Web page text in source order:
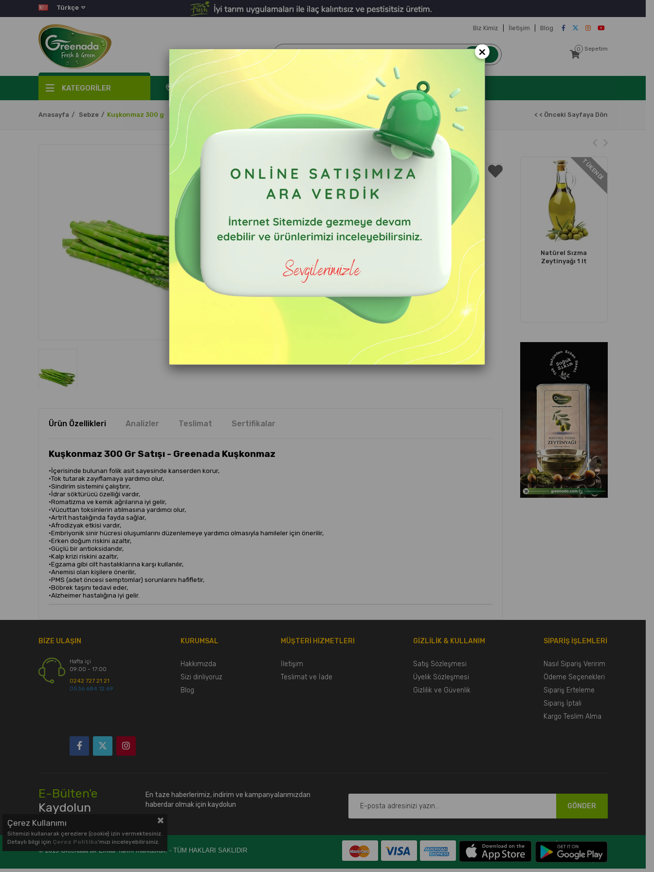
Türkçe
Sepetim
0
Biz Kimiz İletişim Blog
KATEGORİLER Sipariş Takibi
Anasayfa Sebze Kuşkonmaz 300 g < < Önceki Sayfaya Dön
Ürün Özellikleri Analizler Teslimat Sertifikalar
Kuşkonmaz 300 Gr Satışı - Greenada Kuşkonmaz
•İçerisinde bulunan folik asit sayesinde kanserden korur,
•Tok tutarak zayıflamaya yardımcı olur,
•Sindirim sistemini çalıştırır,
•İdrar söktürücü özelliği vardır,
•Romatizma ve kemik ağrılarına iyi gelir,
•Vücuttan toksinlerin atılmasına yardımcı olur,
•Artrit hastalığında fayda sağlar,
•Afrodizyak etkisi vardır,
•Embriyonik sinir hücresi oluşumlarını düzenlemeye yardımcı olmasıyla hamileler için önerilir,
•Erken doğum riskini azaltır,
•Güçlü bir antioksidandır,
•Kalp krizi riskini azaltır,
•Egzama gibi cilt hastalıklarına karşı kullanılır,
•Anemisi olan kişilere önerilir,
•PMS (adet öncesi semptomlar) sorunlarını hafifletir,
•Böbrek taşını tedavi eder,
•Alzheimer hastalığına iyi gelir.
TÜKENDI
Natürel Sızma
Zeytinyağı 1 lt
BİZE ULAŞIN
Hafta içi
09:00 - 17:00
0242 727 21 21
0536 684 12 69
KURUMSAL
Hakkımızda
Sizi dinliyoruz
Blog
MÜŞTERİ HİZMETLERİ
İletişim
Teslimat ve İade
GİZLİLİK & KULLANIM
Satış Sözleşmesi
Üyelik Sözleşmesi
Gizlilik ve Güvenlik
SİPARİŞ İŞLEMLERİ
Nasıl Sipariş Veririm
Ödeme Seçenekleri
Sipariş Erteleme
Sipariş İptali
Kargo Teslim Alma
E-Bülten'e
Kaydolun
En taze haberlerimiz, indirim ve kampanyalarımızdan
haberdar olmak için kaydolun
GÖNDER
© 2019 Greenada bir Emtar Tarım markasıdır. - TÜM HAKLARI SAKLIDIR
Çerez Kullanımı
Sitemizi kullanarak çerezlere (cookie) izin vermektesiniz.
Detaylı bilgi için Çerez Politika'mızı inceleyebilirsiniz.
×